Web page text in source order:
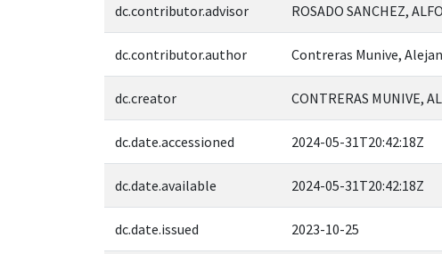
dc.contributor.advisor ROSADO SANCHEZ,
dc.contributor.author Contreras Munive,
dc.creator CONTRERAS MUNIVE,
dc.date.accessioned 2024-05-31T20:42:18Z
dc.date.available 2024-05-31T20:42:18Z
dc.date.issued 2023-10-25